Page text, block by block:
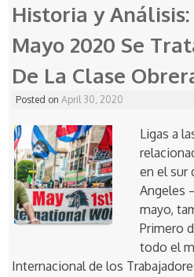
Historia y Análisis:
Mayo 2020 Se
De La Clase
Posted onApril 30, 2020
Ligas a
en el sur
Angeles
mayo,
Primero
todo el
Internacional de los